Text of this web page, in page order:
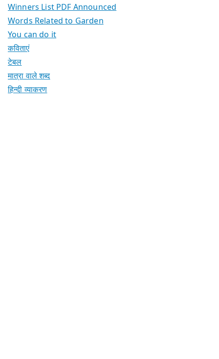
Winners List PDF Announced
Words Related to Garden
You can do it
कविताएं
टेबल
मात्रा वाले शब्द
हिन्दी व्याकरण